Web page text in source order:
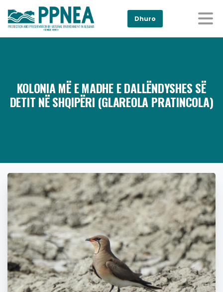
Dhuro
KOLONIA MË E MADHE E DALLËNDYSHES SË
DETIT NË SHQIPËRI (GLAREOLA PRATINCOLA)